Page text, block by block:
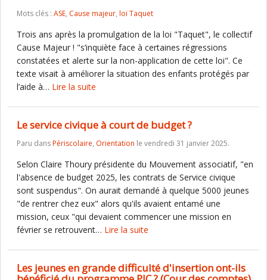
Mots clés : ASE, Cause majeur, loi Taquet
Trois ans après la promulgation de la loi "Taquet", le collectif
Cause Majeur ! "s’inquiète face à certaines régressions
constatées et alerte sur la non-application de cette loi". Ce
texte visait à améliorer la situation des enfants protégés par
l’aide à… Lire la suite
Le service civique à court de budget ?
Paru dansPériscolaire, Orientation le vendredi 31 janvier 2025.
Selon Claire Thoury présidente du Mouvement associatif, "en
l'absence de budget 2025, les contrats de Service civique
sont suspendus". On aurait demandé à quelque 5000 jeunes
"de rentrer chez eux" alors qu'ils avaient entamé une
mission, ceux "qui devaient commencer une mission en
février se retrouvent… Lire la suite
Les jeunes en grande difficulté d'insertion ont-ils